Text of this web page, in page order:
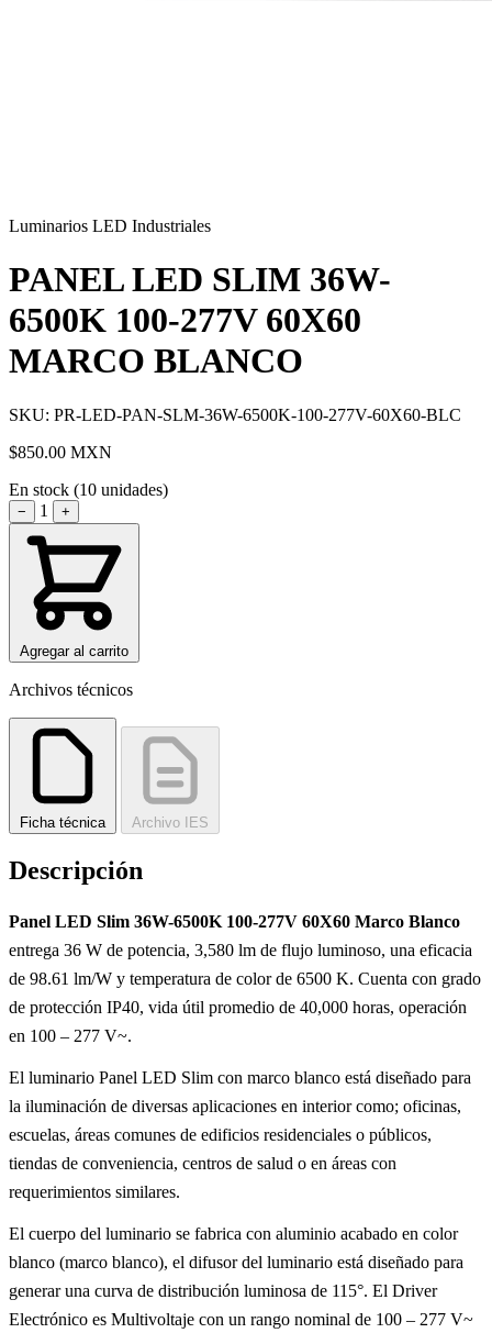
Luminarios LED Industriales
PANEL LED SLIM 36W-
6500K 100-277V 60X60
MARCO BLANCO
SKU: PR-LED-PAN-SLM-36W-6500K-100-277V-60X60-BLC
$850.00 MXN
En stock (10 unidades)
− 1 +
Agregar al carrito
Archivos técnicos
Ficha técnica Archivo IES
Descripción
Panel LED Slim 36W-6500K 100-277V 60X60 Marco Blanco
entrega 36 W de potencia, 3,580 lm de flujo luminoso, una eficacia
de 98.61 lm/W y temperatura de color de 6500 K. Cuenta con grado
de protección IP40, vida útil promedio de 40,000 horas, operación
en 100 – 277 V~.
El luminario Panel LED Slim con marco blanco está diseñado para
la iluminación de diversas aplicaciones en interior como; oficinas,
escuelas, áreas comunes de edificios residenciales o públicos,
tiendas de conveniencia, centros de salud o en áreas con
requerimientos similares.
El cuerpo del luminario se fabrica con aluminio acabado en color
blanco (marco blanco), el difusor del luminario está diseñado para
generar una curva de distribución luminosa de 115°. El Driver
Electrónico es Multivoltaje con un rango nominal de 100 – 277 V~